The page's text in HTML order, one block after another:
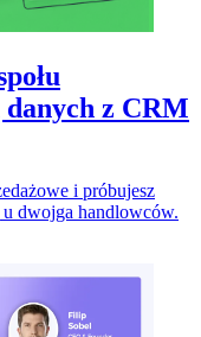
danych z CRM
i próbujesz
u dwojga handlowców.